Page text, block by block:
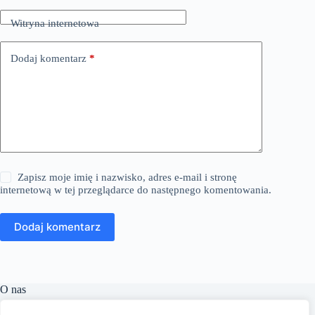
Witryna internetowa
Dodaj komentarz *
Zapisz moje imię i nazwisko, adres e-mail i stronę
internetową w tej przeglądarce do następnego komentowania.
Dodaj komentarz
O nas